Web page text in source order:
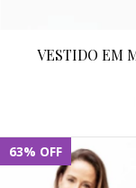
VESTIDO EM
63% OFF